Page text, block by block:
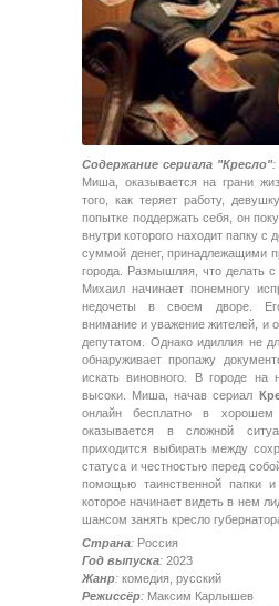
Содержание сериала "Кресло":
Миша, оказывается на грани
того, как теряет работу,
попытке поддержать себя, он
внутри которого находит папку с
суммой денег, принадлежащими
города. Размышляя, что делать с
Михаил начинает понемногу
недочеты в своем дворе.
внимание и уважение жителей, и
депутатом. Однако идиллия не
обнаруживает пропажу
искать виновного. В городе на
высоки. Миша, начав сериал
онлайн бесплатно в хорошем
оказывается в сложной
приходится выбирать между
статуса и честностью перед
помощью таинственной папки и
которое начинает видеть в нем
шансом занять кресло
Страна: Россия
Год выпуска: 2023
Жанр: комедия, русский
Режиссёр: Максим Карлышев